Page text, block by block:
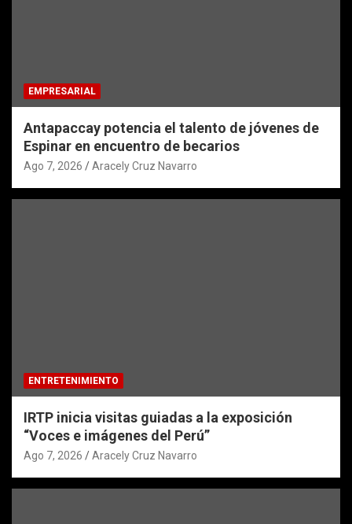
EMPRESARIAL
Antapaccay potencia el talento de jóvenes de
Espinar en encuentro de becarios
Ago 7, 2026 Aracely Cruz Navarro
ENTRETENIMIENTO
IRTP inicia visitas guiadas a la exposición
“Voces e imágenes del Perú”
Ago 7, 2026 Aracely Cruz Navarro